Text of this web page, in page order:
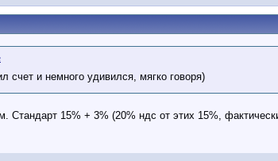
счет и немного удивился, мягко говоря)
Стандарт 15% + 3% (20% ндс от этих 15%,